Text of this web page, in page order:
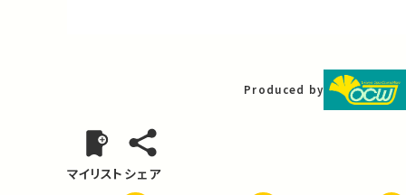
Produced by
マイリスト シェア